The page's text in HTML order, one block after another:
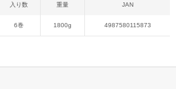
入り数 重量 JAN
6巻 1800g 4987580115873